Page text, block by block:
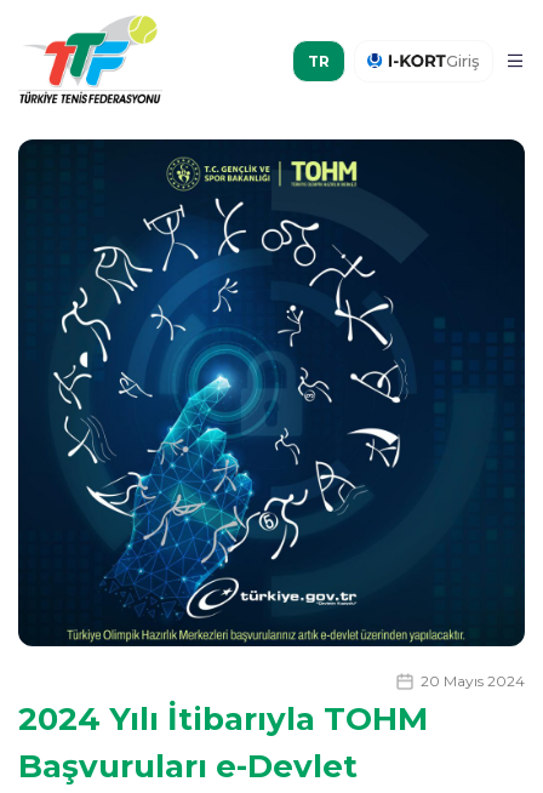
Giriş
20 Mayıs 2024
2024 Yılı İtibarıyla TOHM
Başvuruları e-Devlet